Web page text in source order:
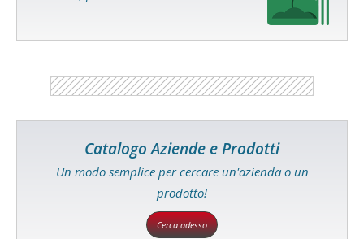
Catalogo Aziende e Prodotti
Un modo semplice per cercare un'azienda o un
prodotto!
Cerca adesso